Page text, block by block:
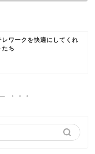
ワークを快適にしてくれ
たち